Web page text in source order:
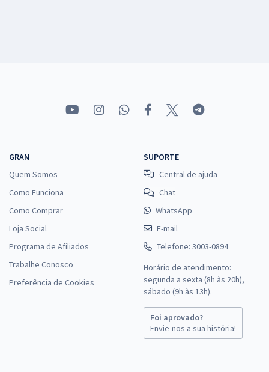
GRAN
Quem Somos
Como Funciona
Como Comprar
Loja Social
Programa de Afiliados
Trabalhe Conosco
Preferência de Cookies
SUPORTE
Central de ajuda
Chat
WhatsApp
E-mail
Telefone: 3003-0894
Horário de atendimento:
segunda a sexta (8h às 20h),
sábado (9h às 13h).
Foi aprovado?
Envie-nos a sua história!